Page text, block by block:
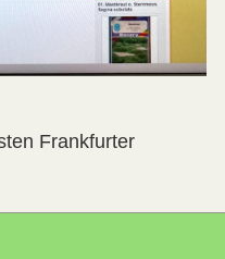
Frankfurter